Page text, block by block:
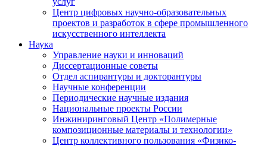
Центр цифровых научно-образовательных
проектов и разработок в сфере промышленного
искусственного интеллекта
Наука
Управление науки и инноваций
Диссертационные советы
Отдел аспирантуры и докторантуры
Научные конференции
Периодические научные издания
Национальные проекты России
Инжиниринговый Центр «Полимерные
композиционные материалы и технологии»
Центр коллективного пользования «Физико-